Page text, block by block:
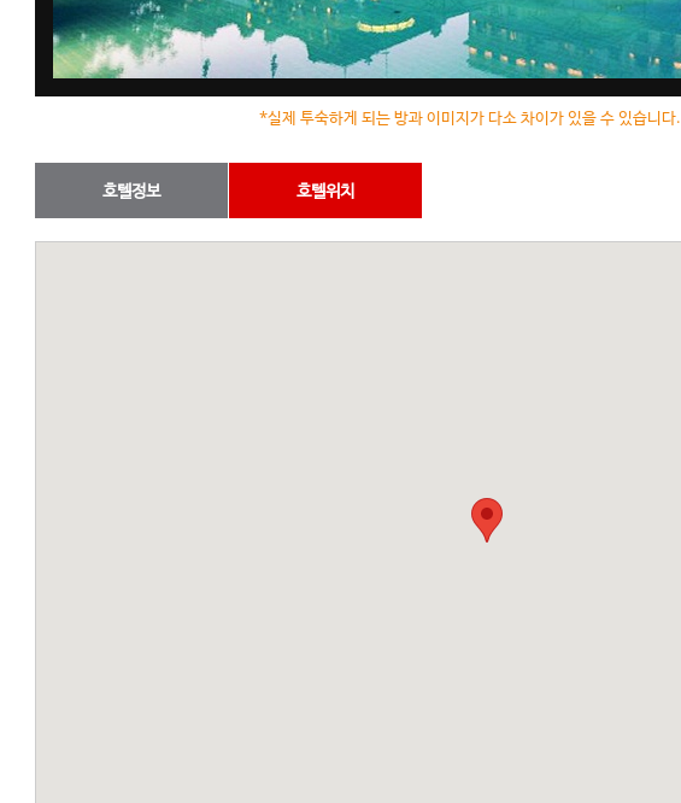
*실제 투숙하게 되는 방과 이미지가 다소 차이가 있을 수 있습니다.
호텔정보 호텔위치